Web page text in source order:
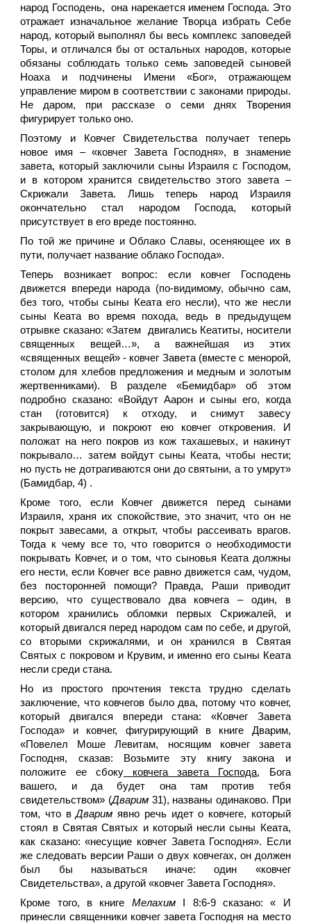
народ Господень, она нарекается именем Господа. Это
отражает изначальное желание Творца избрать Себе
народ, который выполнял бы весь комплекс заповедей
Торы, и отличался бы от остальных народов, которые
обязаны соблюдать только семь заповедей сыновей
Ноаха и подчинены Имени «Бог», отражающем
управление миром в соответствии с законами природы.
Не даром, при рассказе о семи днях Творения
фигурирует только оно.
Поэтому и Ковчег Свидетельства получает теперь
новое имя – «ковчег Завета Господня», в знамение
завета, который заключили сыны Израиля с Господом,
и в котором хранится свидетельство этого завета –
Скрижали Завета. Лишь теперь народ Израиля
окончательно стал народом Господа, который
присутствует в его вреде постоянно.
По той же причине и Облако Славы, осеняющее их в
пути, получает название облако Господа».
Теперь возникает вопрос: если ковчег Господень
движется впереди народа (по-видимому, обычно сам,
без того, чтобы сыны Кеата его несли), что же несли
сыны Кеата во время похода, ведь в предыдущем
отрывке сказано: «Затем двигались Кеатиты, носители
священных вещей…», а важнейшая из этих
«священных вещей» - ковчег Завета (вместе с менорой,
столом для хлебов предложения и медным и золотым
жертвенниками). В разделе «Бемидбар» об этом
подробно сказано: «Войдут Аарон и сыны его, когда
стан (готовится) к отходу, и снимут завесу
закрывающую, и покроют ею ковчег откровения. И
положат на него покров из кож тахашевых, и накинут
покрывало… затем войдут сыны Кеата, чтобы нести;
но пусть не дотрагиваются они до святыни, а то умрут»
(Бамидбар, 4) .
Кроме того, если Ковчег движется перед сынами
Израиля, храня их спокойствие, это значит, что он не
покрыт завесами, а открыт, чтобы рассеивать врагов.
Тогда к чему все то, что говорится о необходимости
покрывать Ковчег, и о том, что сыновья Кеата должны
его нести, если Ковчег все равно движется сам, чудом,
без посторонней помощи? Правда, Раши приводит
версию, что существовало два ковчега – один, в
котором хранились обломки первых Скрижалей, и
который двигался перед народом сам по себе, и другой,
со вторыми скрижалями, и он хранился в Святая
Святых с покровом и Крувим, и именно его сыны Кеата
несли среди стана.
Но из простого прочтения текста трудно сделать
заключение, что ковчегов было два, потому что ковчег,
который двигался впереди стана: «Ковчег Завета
Господа» и ковчег, фигурирующий в книге Дварим,
«Повелел Моше Левитам, носящим ковчег завета
Господня, сказав: Возьмите эту книгу закона и
положите ее сбокуковчега завета Господа, Бога
вашего, и да будет она там против тебя
свидетельством» (Дварим 31), названы одинаково. При
том, что вДварим явно речь идет о ковчеге, который
стоял в Святая Святых и который несли сыны Кеата,
как сказано: «несущие ковчег Завета Господня». Если
же следовать версии Раши о двух ковчегах, он должен
был бы называться иначе: один «ковчег
Свидетельства», а другой «ковчег Завета Господня».
Кроме того, в книге МелахимI 8:6-9 сказано: « И
принесли священники ковчег завета Господня на место